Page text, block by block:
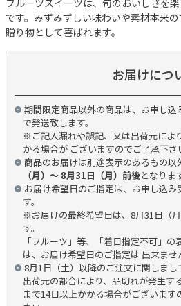
フルーツスイーツは、旬のおいしさを
です。みずみずしい味わいや素材本来
贈り物として喜ばれます。
お届けにつ
期間限定商品以外の商品は、お申し込
で発送致します。
※ご記入漏れや誤記、又は出荷元によ
かる場合が ございますのでご了承下さ
商品のお届けは別途表示のあるもの以
（月）～ 8月31日（月）前後となりま
お届け希望日のご指定は、お申し込
す。
※お届けの最終希望日は、8月31日（
す。
「フルーツ」等、「着日指定不可」
は、お届け希望日のご指定は 出来ませ
8月1日（土）以降のご注文に関しまし
出荷元の都合により、品切れが発生す
まで14日以上かかる場合がございま